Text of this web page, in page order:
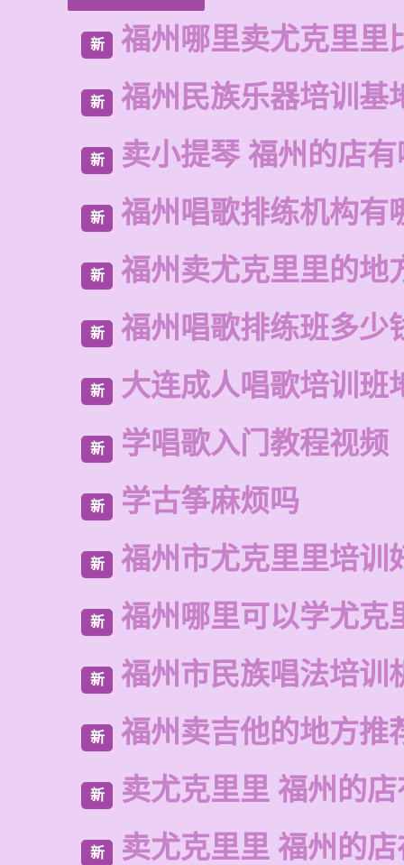
新 福州哪里卖尤克里里
新 福州民族乐器培训基
新 卖小提琴 福州的店
新 福州唱歌排练机构有
新 福州卖尤克里里的地
新 福州唱歌排练班多少
新 大连成人唱歌培训班
新 学唱歌入门教程视频
新 学古筝麻烦吗
新 福州市尤克里里培训
新 福州哪里可以学尤克
新 福州市民族唱法培训
新 福州卖吉他的地方推
新 卖尤克里里 福州的
新 卖尤克里里 福州的